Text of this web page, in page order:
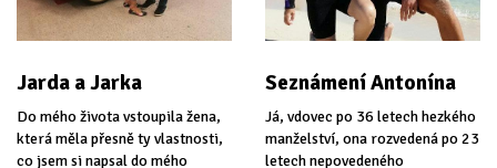
Jarda a Jarka
Do mého života vstoupila žena,
která měla přesně ty vlastnosti,
co jsem si napsal do mého
Seznámení Antonína
Já, vdovec po 36 letech hezkého
manželství, ona rozvedená po 23
letech nepovedeného